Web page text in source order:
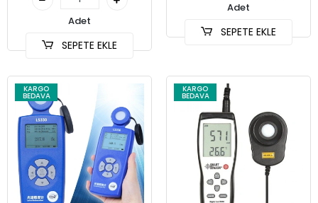
Adet
SEPETE EKLE
Adet
SEPETE EKLE
KARGO
BEDAVA
KARGO
BEDAVA